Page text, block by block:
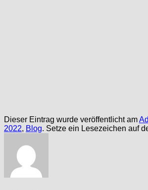
Dieser Eintrag wurde veröffentlicht am
2022, Blog. Setze ein Lesezeichen auf